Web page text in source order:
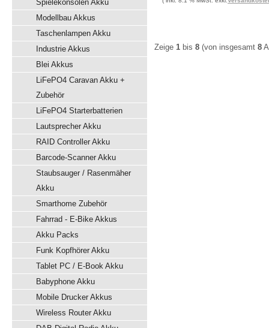
Spielekonsolen Akku
Modellbau Akkus
Taschenlampen Akku
Industrie Akkus
Blei Akkus
LiFePO4 Caravan Akku +
Zubehör
LiFePO4 Starterbatterien
Lautsprecher Akku
RAID Controller Akku
Barcode-Scanner Akku
Staubsauger / Rasenmäher
Akku
Smarthome Zubehör
Fahrrad - E-Bike Akkus
Akku Packs
Funk Kopfhörer Akku
Tablet PC / E-Book Akku
Babyphone Akku
Mobile Drucker Akkus
Wireless Router Akku
Zeige 1 bis 8 (von insgesamt 8